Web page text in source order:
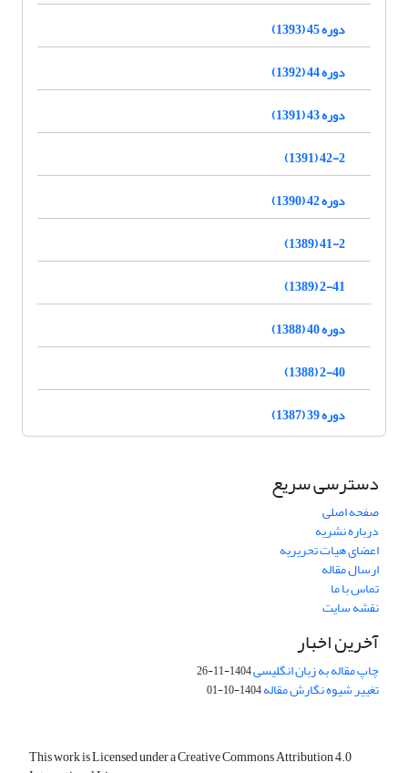
دوره 45 (1393)
دوره 44 (1392)
دوره 43 (1391)
42-2 (1391)
دوره 42 (1390)
41-2 (1389)
2-41 (1389)
دوره 40 (1388)
2-40 (1388)
دوره 39 (1387)
دسترسی سریع
صفحه اصلی
درباره نشریه
اعضای هیات تحریریه
ارسال مقاله
تماس با ما
نقشه سایت
آخرین اخبار
چاپ مقاله به زبان انگلیسی1404-11-26
تغییر شیوه نگارش مقاله1404-10-01
This work is Licensed under a Creative Commons Attribution 4.0